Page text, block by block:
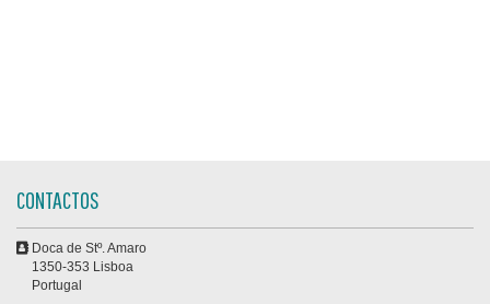
CONTACTOS
Doca de Stº. Amaro
1350-353 Lisboa
Portugal